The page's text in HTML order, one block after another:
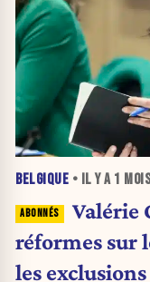
BELGIQUE • IL Y A 1 MOIS
Valérie
réformes sur
les exclusions